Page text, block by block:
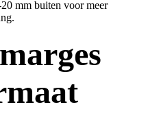
mm buiten voor meer